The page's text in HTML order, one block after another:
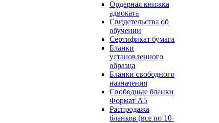
Ордерная книжка
адвоката
Свидетельства об
обучении
Сертификат бумага
Бланки
установленного
образца
Бланки свободного
назначения
Свободные бланки
Формат А5
Распродажа
бланков (все по 10-